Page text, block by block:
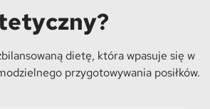
dietę, która wpasuje się w
przygotowywania posiłków.